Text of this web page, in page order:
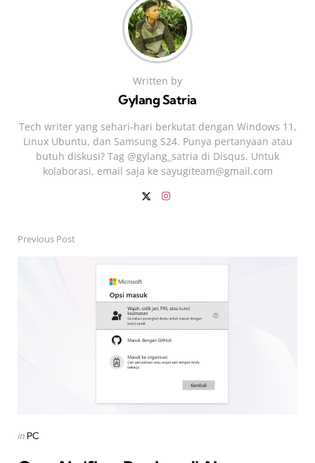
Written by
Gylang Satria
Tech writer yang sehari‑hari berkutat dengan Windows 11,
Linux Ubuntu, dan Samsung S24. Punya pertanyaan atau
butuh diskusi? Tag @gylang_satria di Disqus. Untuk
kolaborasi, email saja ke sayugiteam@gmail.com
PostPrevious Post
Posted
in PC